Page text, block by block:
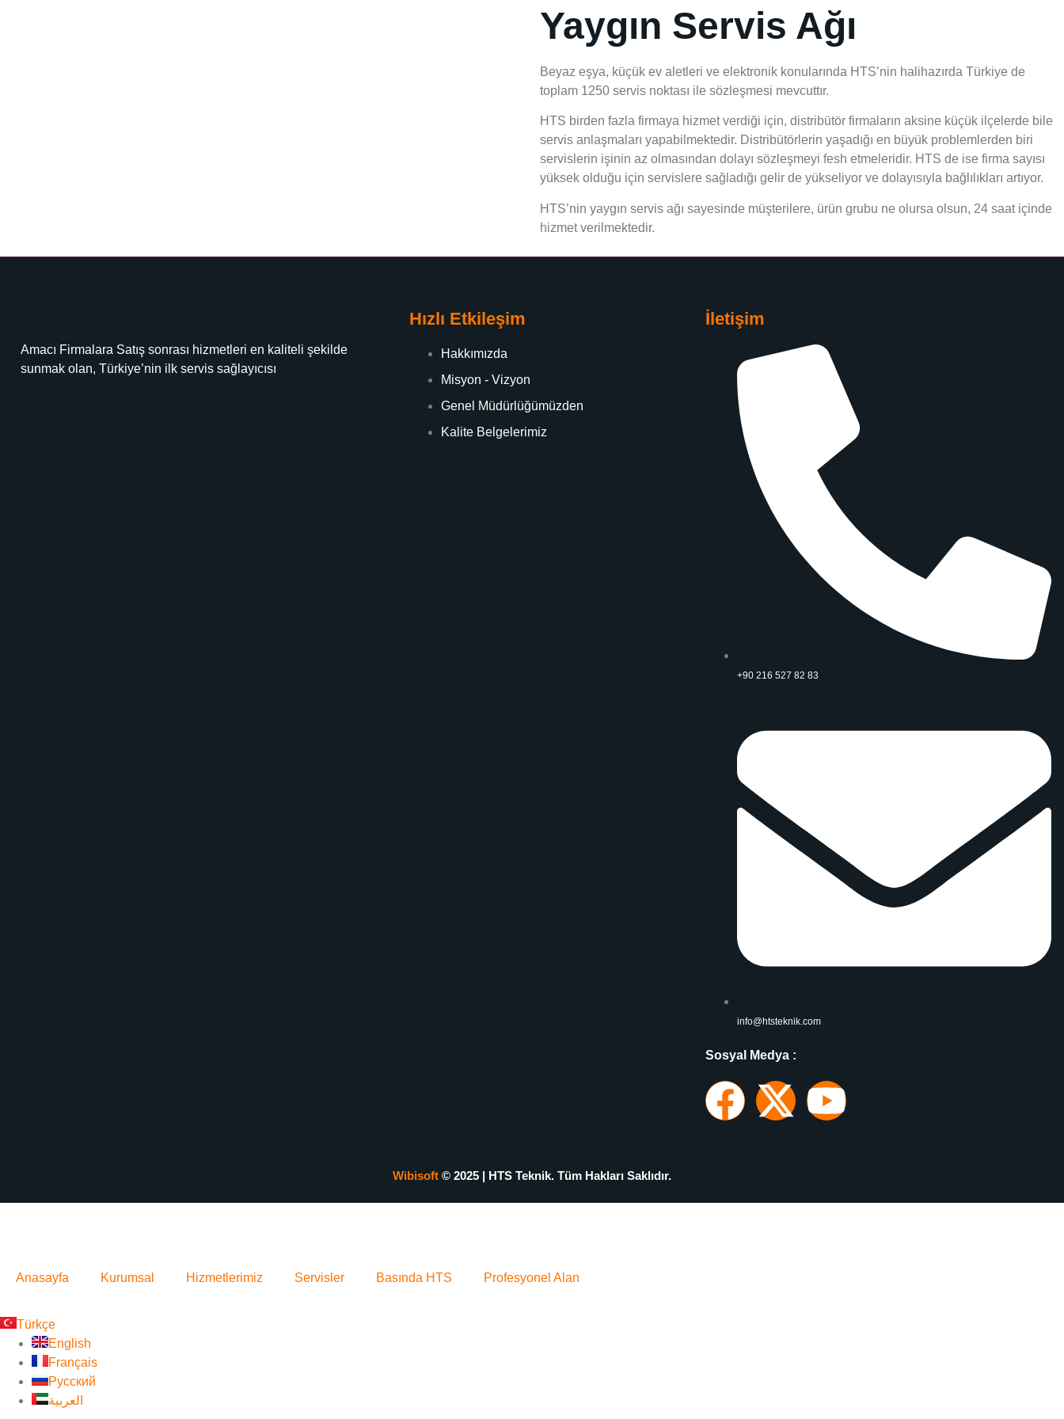
Yaygın Servis Ağı
Beyaz eşya, küçük ev aletleri ve elektronik konularında HTS’nin halihazırda Türkiye de
toplam 1250 servis noktası ile sözleşmesi mevcuttır.
HTS birden fazla firmaya hizmet verdiği için, distribütör firmaların aksine küçük ilçelerde bile
servis anlaşmaları yapabilmektedir. Distribütörlerin yaşadığı en büyük problemlerden biri
servislerin işinin az olmasından dolayı sözleşmeyi fesh etmeleridir. HTS de ise firma sayısı
yüksek olduğu için servislere sağladığı gelir de yükseliyor ve dolayısıyla bağlılıkları artıyor.
HTS’nin yaygın servis ağı sayesinde müşterilere, ürün grubu ne olursa olsun, 24 saat içinde
hizmet verilmektedir.
Amacı Firmalara Satış sonrası hizmetleri en kaliteli şekilde
sunmak olan, Türkiye’nin ilk servis sağlayıcısı
Hızlı Etkileşim
Hakkımızda
Misyon - Vizyon
Genel Müdürlüğümüzden
Kalite Belgelerimiz
İletişim
+90 216 527 82 83
info@htsteknik.com
Sosyal Medya :
Wibisoft © 2025 | HTS Teknik. Tüm Hakları Saklıdır.
Anasayfa Kurumsal Hizmetlerimiz Servisler Basında HTS Profesyonel Alan
Türkçe
English
Français
Русский
العربية